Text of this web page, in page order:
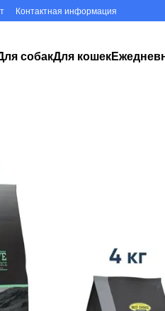
Контактная информация
собакДля кошек